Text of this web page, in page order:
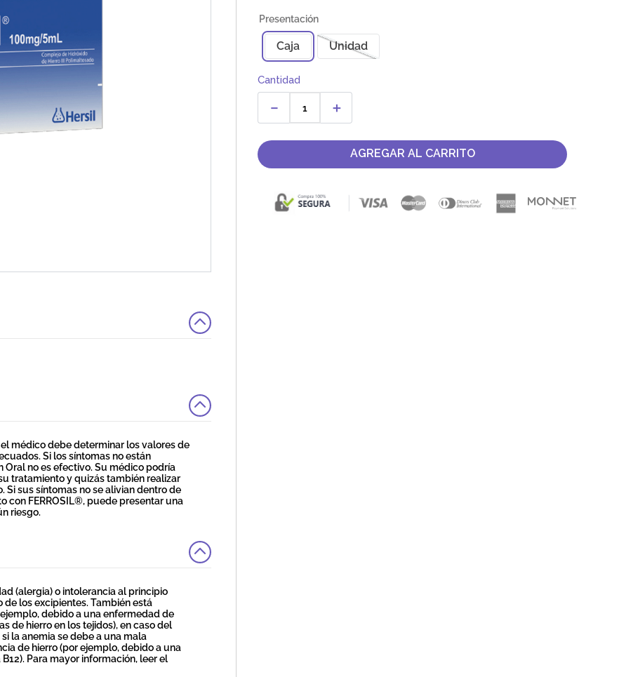
médico debe determinar los valores de
Si los síntomas no están
Oral no es efectivo. Su médico podría
tratamiento y quizás también realizar
sus síntomas no se alivian dentro de
con FERROSIL®, puede presentar una
riesgo.
(alergia) o intolerancia al principio
los excipientes. También está
debido a una enfermedad de
de hierro en los tejidos), en caso del
la anemia se debe a una mala
de hierro (por ejemplo, debido a una
Para mayor información, leer el
Caja Unidad
Cantidad
＋
－
AGREGAR AL CARRITO